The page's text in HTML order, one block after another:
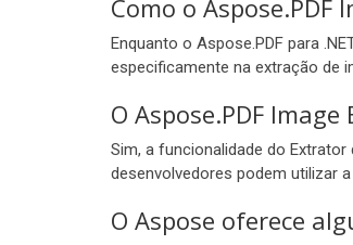
Como o Aspose.PDF
Enquanto o Aspose.PDF para
especificamente na extração de
O Aspose.PDF
Sim, a funcionalidade do
desenvolvedores podem utilizar
O Aspose oferece